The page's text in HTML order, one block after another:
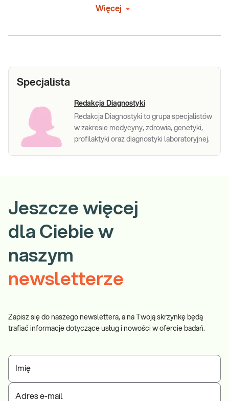
Więcej
Specjalista
Redakcja Diagnostyki
Redakcja Diagnostyki to grupa specjalistów
w zakresie medycyny, zdrowia, genetyki,
profilaktyki oraz diagnostyki laboratoryjnej.
Jeszcze więcej
dla Ciebie w
naszym
newsletterze
Zapisz się do naszego newslettera, a na Twoją skrzynkę będą
trafiać informacje dotyczące usług i nowości w ofercie badań.
Imię
Adres e-mail